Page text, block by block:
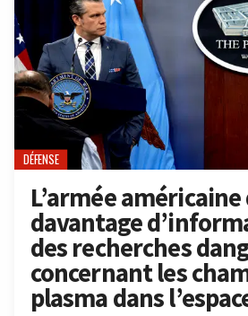
DÉFENSE
L’armée
davantage
des recherches
concernant les
plasma dans